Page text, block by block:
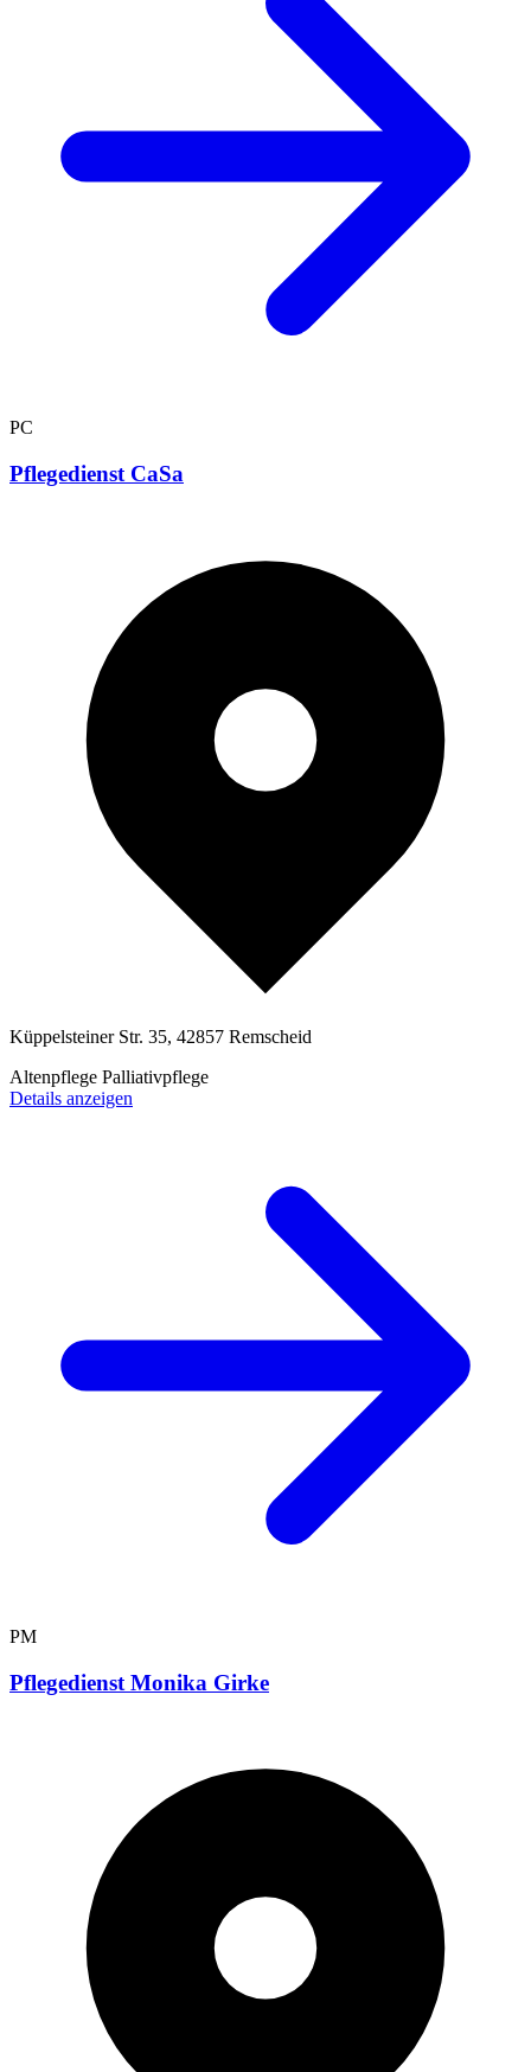
PC
Pflegedienst CaSa
Küppelsteiner Str. 35, 42857 Remscheid
Altenpflege Palliativpflege
Details anzeigen
PM
Pflegedienst Monika Girke